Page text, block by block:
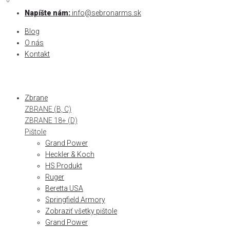
Skip
content
Napíšte nám: info@sebronarms.sk
Blog
O nás
Kontakt
Zbrane
ZBRANE (B, C)
ZBRANE 18+ (D)
Pištole
Grand Power
Heckler & Koch
HS Produkt
Ruger
Beretta USA
Springfield Armory
Zobraziť všetky pištole
Grand Power